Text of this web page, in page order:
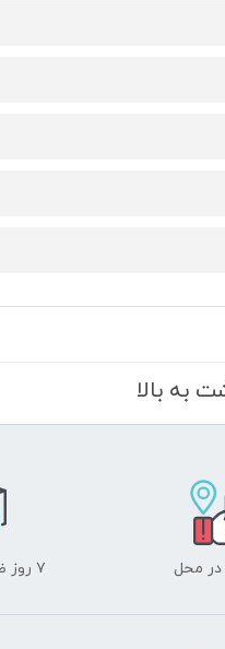
به بالا
در محل ۷ روز ضمانت بازگشت